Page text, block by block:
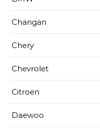
Changan
Chery
Chevrolet
Citroen
Daewoo